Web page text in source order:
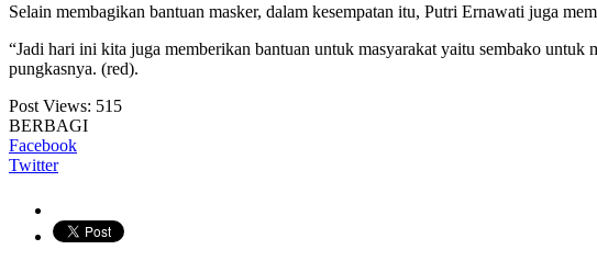
Selain membagikan bantuan masker, dalam kesempatan itu, Putri Ernawati juga
“Jadi hari ini kita juga memberikan bantuan untuk masyarakat yaitu sembako
pungkasnya. (red).
Post Views: 515
BERBAGI
Facebook
Twitter